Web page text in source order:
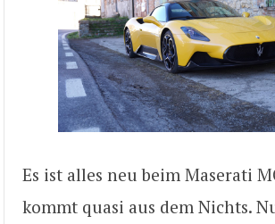
Es ist alles neu beim Maserati
kommt quasi aus dem Nichts.